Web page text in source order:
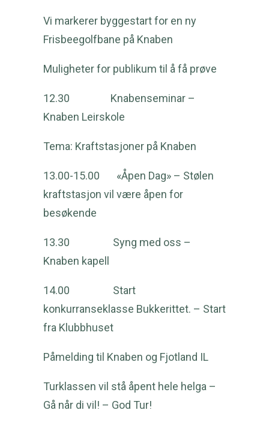
Vi markerer byggestart for en ny
Frisbeegolfbane på Knaben
Muligheter for publikum til å få prøve
12.30 Knabenseminar –
Knaben Leirskole
Tema: Kraftstasjoner på Knaben
13.00-15.00 «Åpen Dag» – Stølen
kraftstasjon vil være åpen for
besøkende
13.30 Syng med oss –
Knaben kapell
14.00 Start
konkurranseklasse Bukkerittet. – Start
fra Klubbhuset
Påmelding til Knaben og Fjotland IL
Turklassen vil stå åpent hele helga –
Gå når di vil! – God Tur!